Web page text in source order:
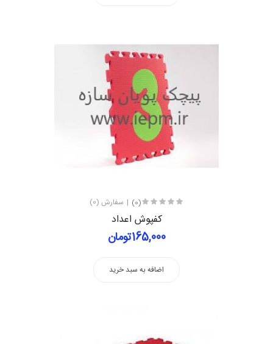
(0) سفارش (0)
کفپوش اعداد
165,000تومان
اضافه به سبد خرید